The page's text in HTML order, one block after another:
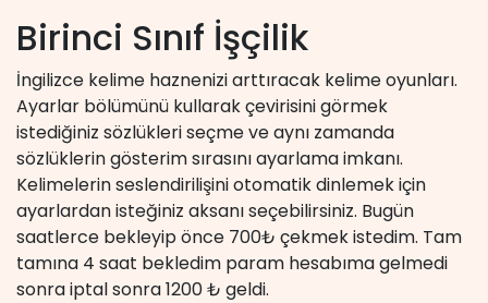
Birinci Sınıf İşçilik
İngilizce kelime haznenizi arttıracak kelime oyunları.
Ayarlar bölümünü kullarak çevirisini görmek
istediğiniz sözlükleri seçme ve aynı zamanda
sözlüklerin gösterim sırasını ayarlama imkanı.
Kelimelerin seslendirilişini otomatik dinlemek için
ayarlardan isteğiniz aksanı seçebilirsiniz. Bugün
saatlerce bekleyip önce 700₺ çekmek istedim. Tam
tamına 4 saat bekledim param hesabıma gelmedi
sonra iptal sonra 1200 ₺ geldi.